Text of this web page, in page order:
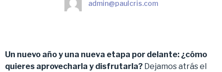
admin@paulcris.com
Un nuevo año y una nueva etapa por delante: ¿cómo
quieres aprovecharla y disfrutarla? Dejamos atrás el